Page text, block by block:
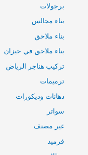
برجولات
بناء مجالس
بناء ملاحق
بناء ملاحق في جيزان
تركيب هناجر الرياض
ترميمات
دهانات وديكورات
سواتر
غير مصنف
قرميد